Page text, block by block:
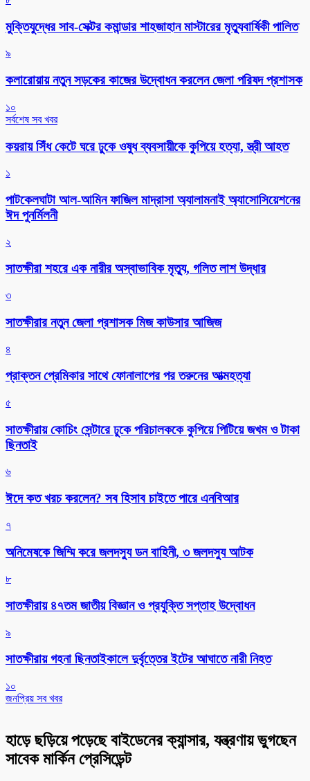
মুক্তিযুদ্ধের সাব-সেক্টর কমান্ডার শাহজাহান মাস্টারের মৃত্যুবার্ষিকী পালিত
৯
কলারোয়ায় নতুন সড়কের কাজের উদ্বোধন করলেন জেলা পরিষদ প্রশাসক
১০
সর্বশেষ সব খবর
কয়রায় সিঁধ কেটে ঘরে ঢুকে ওষুধ ব্যবসায়ীকে কুপিয়ে হত্যা, স্ত্রী আহত
১
পাটকেলঘাটা আল-আমিন ফাজিল মাদ্রাসা অ্যালামনাই অ্যাসোসিয়েশনের
ঈদ পুনর্মিলনী
২
সাতক্ষীরা শহরে এক নারীর অস্বাভাবিক মৃত্যু, গলিত লাশ উদ্ধার
৩
সাতক্ষীরার নতুন জেলা প্রশাসক মিজ কাউসার আজিজ
৪
প্রাক্তন প্রেমিকার সাথে ফোনালাপের পর তরুনের আত্মহত্যা
৫
সাতক্ষীরায় কোচিং সেন্টারে ঢুকে পরিচালককে কুপিয়ে পিটিয়ে জখম ও টাকা
ছিনতাই
৬
ঈদে কত খরচ করলেন? সব হিসাব চাইতে পারে এনবিআর
৭
অনিমেষকে জিম্মি করে জলদস্যু ডন বাহিনী, ৩ জলদস্যু আটক
৮
সাতক্ষীরায় ৪৭তম জাতীয় বিজ্ঞান ও প্রযুক্তি সপ্তাহ উদ্বোধন
৯
সাতক্ষীরায় গহনা ছিনতাইকালে দুর্বৃত্তের ইটের আঘাতে নারী নিহত
১০
জনপ্রিয় সব খবর
হাড়ে ছড়িয়ে পড়েছে বাইডেনের ক্যান্সার, যন্ত্রণায় ভুগছেন
সাবেক মার্কিন প্রেসিডেন্ট